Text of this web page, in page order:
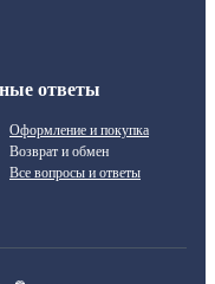
ответы
Оформление и покупка
Возврат и обмен
Все вопросы и ответы